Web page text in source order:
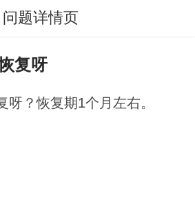
问题详情页
复呀
呀？恢复期1个月左右。